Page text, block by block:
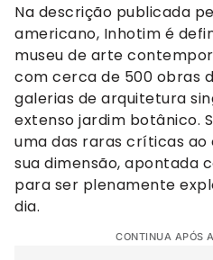
Na descrição publicada
americano, Inhotim é
museu de arte
com cerca de 500 obras
galerias de arquitetura
extenso jardim botânico.
uma das raras críticas
sua dimensão, apontada
para ser plenamente
dia.
CONTINUA APÓS